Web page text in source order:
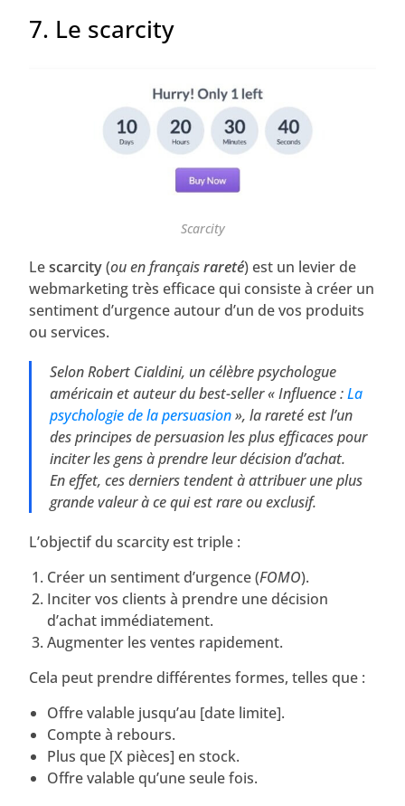
7. Le scarcity
Scarcity
Lescarcity(ou en françaisrareté) est un levier de
webmarketing très efficace qui consiste à créer un
sentiment d’urgence autour d’un de vos produits
ou services.
Selon Robert Cialdini, un célèbre psychologue
américain et auteur du best-seller « Influence :La
psychologie de la persuasion», la rareté est l’un
des principes de persuasion les plus efficaces pour
inciter les gens à prendre leur décision d’achat.
En effet, ces derniers tendent à attribuer une plus
grande valeur à ce qui est rare ou exclusif.
L’objectif du scarcity est triple :
Créer un sentiment d’urgence (FOMO).
Inciter vos clients à prendre une décision
d’achat immédiatement.
Augmenter les ventes rapidement.
Cela peut prendre différentes formes, telles que :
Offre valable jusqu’au [date limite].
Compte à rebours.
Plus que [X pièces] en stock.
Offre valable qu’une seule fois.